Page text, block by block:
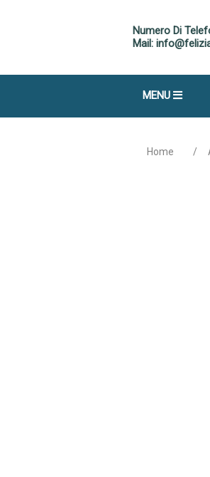
Numero Di
Mail:
MENU
Home /